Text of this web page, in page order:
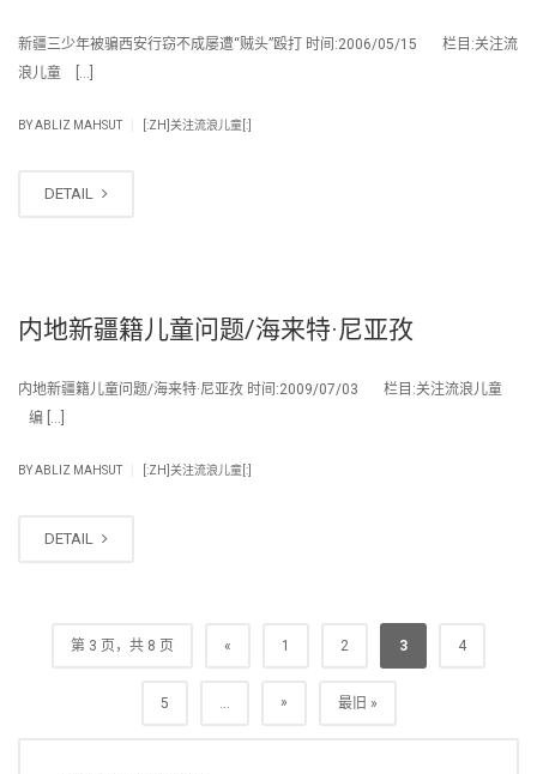
新疆三少年被骗西安行窃不成屡遭“贼头”殴打 时间:2006/05/15 栏目:关注流
浪儿童 […]
BYABLIZ MAHSUT [:ZH]关注流浪儿童[:]
DETAIL
内地新疆籍儿童问题/海来特·尼亚孜
内地新疆籍儿童问题/海来特·尼亚孜 时间:2009/07/03 栏目:关注流浪儿童
编 […]
BYABLIZ MAHSUT [:ZH]关注流浪儿童[:]
DETAIL
第 3 页，共 8 页 « 1 2 3 4
5 ... » 最旧 »